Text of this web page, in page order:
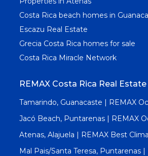
Costa Rica beach homes in
Escazu Real Estate
Grecia Costa Rica homes for sale
Costa Rica Miracle Network
REMAX Costa Rica Real
Tamarindo, Guanacaste | REMAX
Jacó Beach, Puntarenas | REMAX
Atenas, Alajuela | REMAX Best
Mal Pais/Santa Teresa, Puntarenas |